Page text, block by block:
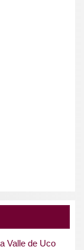
Valle de Uco